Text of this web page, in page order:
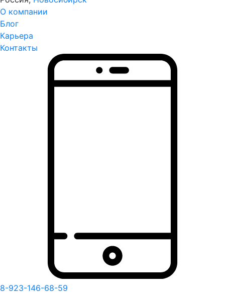
О компании
Блог
Карьера
Контакты
8-923-146-68-59